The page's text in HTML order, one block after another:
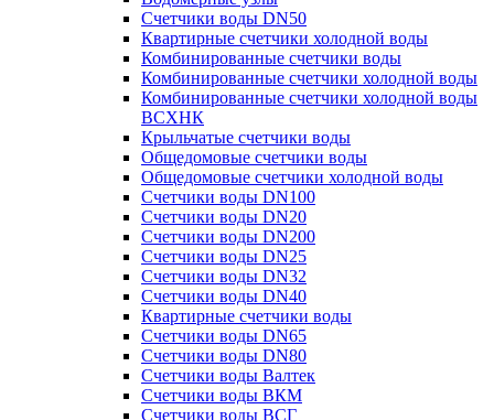
Счетчики воды DN50
Квартирные счетчики холодной воды
Комбинированные счетчики воды
Комбинированные счетчики холодной воды
Комбинированные счетчики холодной воды
ВСХНК
Крыльчатые счетчики воды
Общедомовые счетчики воды
Общедомовые счетчики холодной воды
Счетчики воды DN100
Счетчики воды DN20
Счетчики воды DN200
Счетчики воды DN25
Счетчики воды DN32
Счетчики воды DN40
Квартирные счетчики воды
Счетчики воды DN65
Счетчики воды DN80
Счетчики воды Валтек
Счетчики воды ВКМ
Счетчики воды ВСГ